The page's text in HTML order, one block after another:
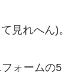
見れへん)。
ォームの5